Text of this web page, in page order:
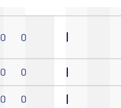
0 0
0
0
0
0